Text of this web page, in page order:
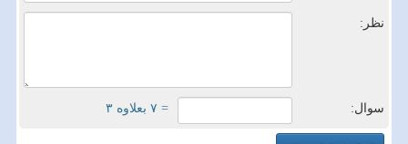
نظر:
سوال: = ۷ بعلاوه ۳